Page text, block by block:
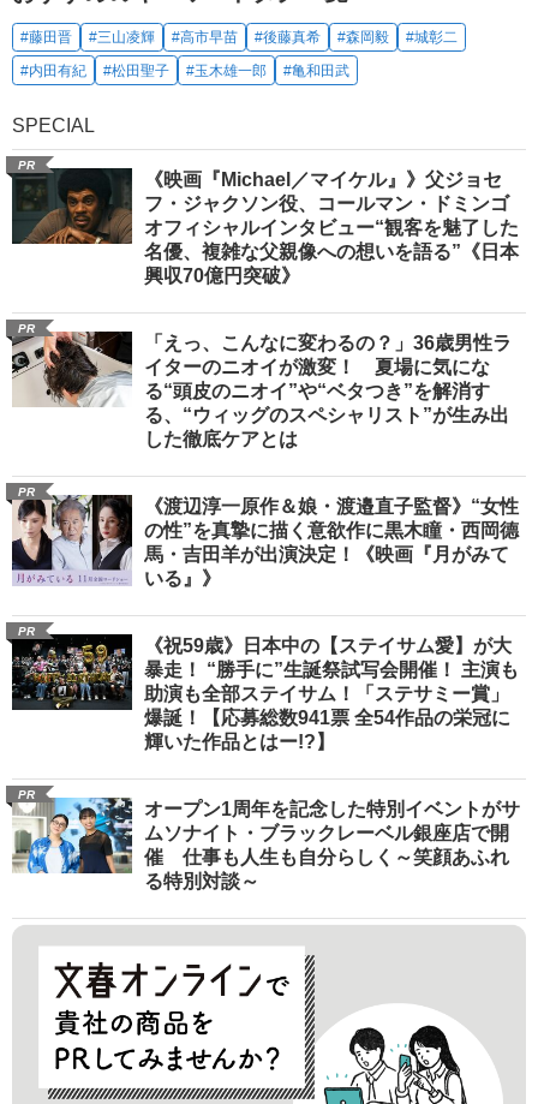
#藤田晋 #三山凌輝 #高市早苗 #後藤真希 #森岡毅
#城彰二
#内田有紀
#松田聖子 #玉木雄一郎 #亀和田武
SPECIAL
PR
《映画『Michael／マイケル』》父ジョセ
フ・ジャクソン役、コールマン・ドミンゴ
オフィシャルインタビュー“観客を魅了した
名優、複雑な父親像への想いを語る”《日本
興収70億円突破》
PR
「えっ、こんなに変わるの？」36歳男性ラ
イターのニオイが激変！ 夏場に気にな
る“頭皮のニオイ”や“ベタつき”を解消す
る、“ウィッグのスペシャリスト”が生み出
した徹底ケアとは
PR
《渡辺淳一原作＆娘・渡邉直子監督》“女性
の性”を真摯に描く意欲作に黒木瞳・西岡德
馬・吉田羊が出演決定！《映画『月がみて
いる』》
PR
《祝59歳》日本中の【ステイサム愛】が大
暴走！ “勝手に”生誕祭試写会開催！ 主演も
助演も全部ステイサム！「ステサミー賞」
爆誕！【応募総数941票 全54作品の栄冠に
輝いた作品とはー!?】
PR
オープン1周年を記念した特別イベントがサ
ムソナイト・ブラックレーベル銀座店で開
催 仕事も人生も自分らしく～笑顔あふれ
る特別対談～